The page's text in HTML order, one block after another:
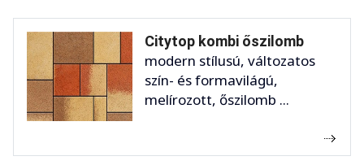
Citytop kombi őszilomb
modern stílusú, változatos
szín- és formavilágú,
melírozott, őszilomb ...